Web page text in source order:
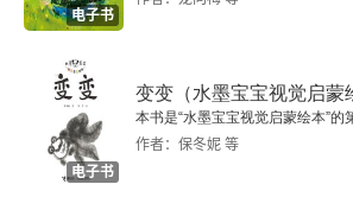
第二章 唐开成年间“齐梁格诗”考论
一 白居易、刘禹锡所作“齐梁体”诗的
二 白集中“格诗”与“齐梁格诗”之关系
三 开成试诗变体之诗律学考察
电子书
电子书
变变（水墨宝宝视觉启蒙
本书是“水墨宝宝视觉启蒙绘本”的
作者：保冬妮 等